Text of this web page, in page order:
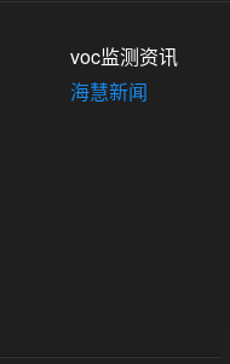
voc监测资讯
海慧新闻